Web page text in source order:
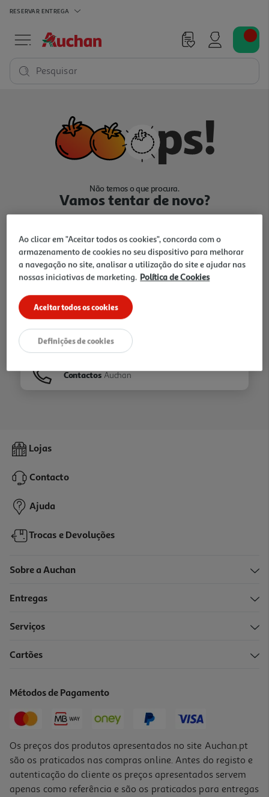
RESERVAR ENTREGA
Pesquisar
Não temos o que procura.
Vamos tentar de novo?
Ir para Homepage
Folhetos
Contactos Auchan
Lojas
Contacto
Ajuda
Trocas e Devoluções
Sobre a Auchan
Entregas
Serviços
Cartões
Métodos de Pagamento
Os preços dos produtos apresentados no site Auchan.pt
são os praticados nas compras online. Antes do registo e
autenticação do cliente os preços apresentados servem
apenas como referência e são os praticados para entregas
Ao clicar em "Aceitar todos os cookies", concorda com o
armazenamento de cookies no seu dispositivo para melhorar
a navegação no site, analisar a utilização do site e ajudar nas
nossas iniciativas de marketing. Política de Cookies
Aceitar todos os cookies
Definições de cookies